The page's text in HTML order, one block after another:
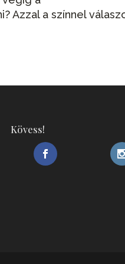
Azzal a színnel
Kövess!